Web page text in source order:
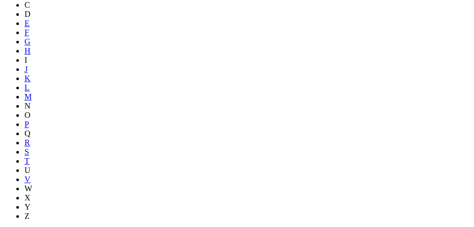
C
D
E
F
G
H
I
J
K
L
M
N
O
P
Q
R
S
T
U
V
W
X
Y
Z